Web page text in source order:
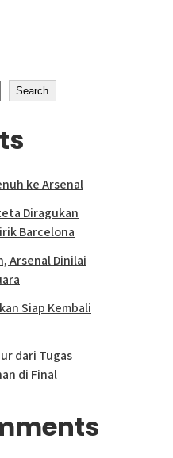
Search
ke Arsenal
Diragukan
Barcelona
Arsenal Dinilai
Siap Kembali
dari Tugas
di Final